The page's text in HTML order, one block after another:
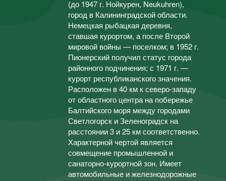
(до 1947 г. Нойкурен, Neukuhren),
город в Калининградской области.
Немецкая рыбацкая деревня,
ставшая курортом, а после Второй
мировой войны — поселком; в 1952 г.
Пионерский получил статус города
районного подчинения; с 1971 г. —
курорт республиканского значения.
Расположен в 40 км к северо-западу
от областного центра на побережье
Балтийского моря между городами
Светлогорск и Зеленоградск на
расстоянии 3 и 25 км соответственно.
Характерной чертой является
совмещение промышленной и
санаторно-курортной зон. Имеет
автомобильные и железнодорожные